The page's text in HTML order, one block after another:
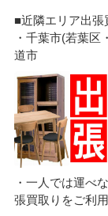
■近隣エリア出張
・千葉市(若葉
道市
・一人では運べ
張買取りをご利用